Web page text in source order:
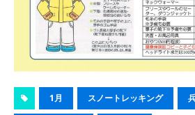
1月 スノートレッキング